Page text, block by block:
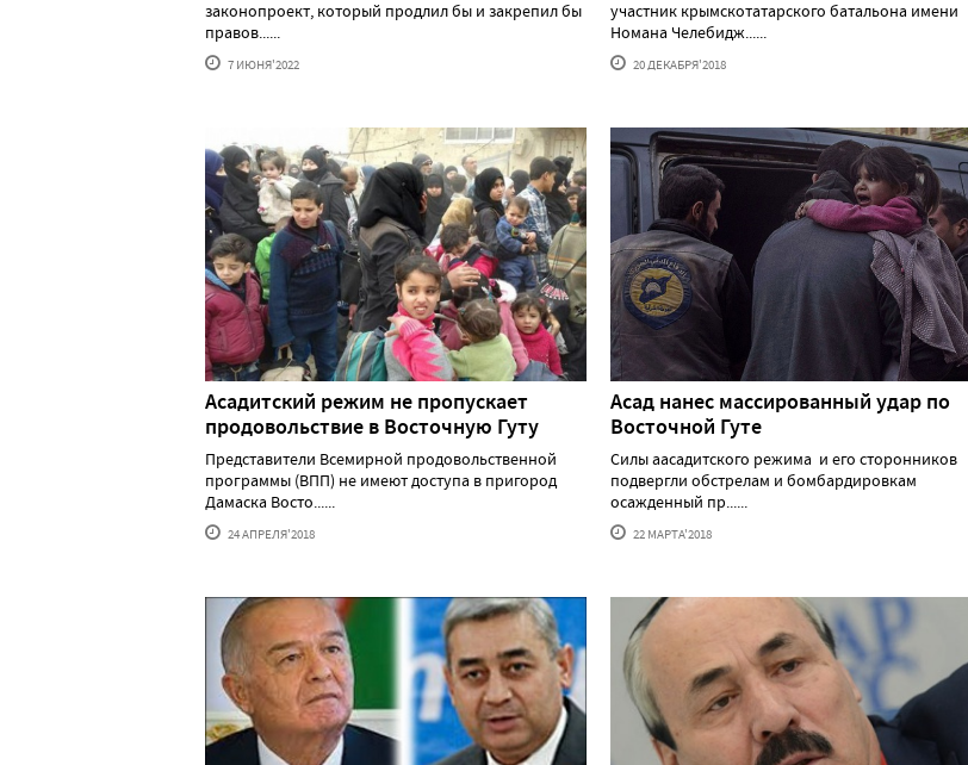
законопроект, который продлил бы и закрепил бы
правов......
7 ИЮНЯ'2022
участник крымскотатарского батальона имени
Номана Челебидж......
20 ДЕКАБРЯ'2018
Асадитский режим не пропускает
продовольствие в Восточную Гуту
Представители Всемирной продовольственной
программы (ВПП) не имеют доступа в пригород
Дамаска Восто......
24 АПРЕЛЯ'2018
Асад нанес массированный удар по
Восточной Гуте
Силы аасадитского режима и его сторонников
подвергли обстрелам и бомбардировкам
осажденный пр......
22 МАРТА'2018